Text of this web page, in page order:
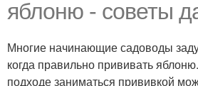
яблоню - советы
Многие начинающие садоводы
когда правильно прививать
подходе заниматься прививкой